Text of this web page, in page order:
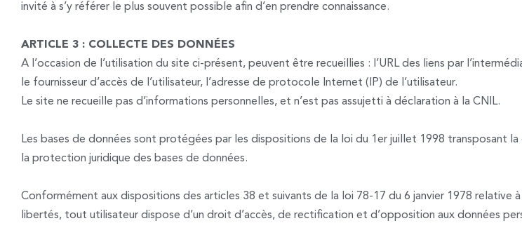
invité à s’y référer le plus souvent possible afin d’en prendre connaissance.
ARTICLE 3 : COLLECTE DES DONNÉES
A l’occasion de l’utilisation du site ci-présent, peuvent être recueillies : l’URL des liens par
le fournisseur d’accès de l’utilisateur, l’adresse de protocole Internet (IP) de l’utilisateur.
Le site ne recueille pas d’informations personnelles, et n’est pas assujetti à déclaration à la CNIL.
Les bases de données sont protégées par les dispositions de la loi du 1er juillet 1998 transposant
la protection juridique des bases de données.
Conformément aux dispositions des articles 38 et suivants de la loi 78-17 du 6 janvier 1978 relative
libertés, tout utilisateur dispose d’un droit d’accès, de rectification et d’opposition aux données